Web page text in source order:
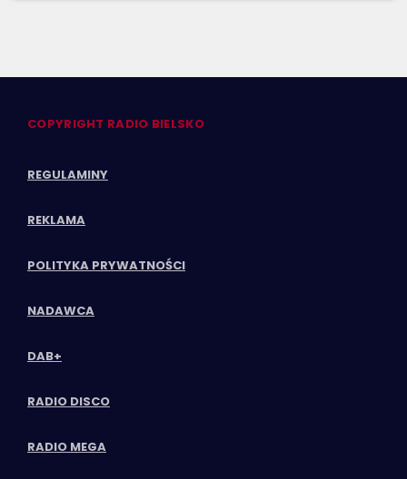
COPYRIGHT RADIO BIELSKO
REGULAMINY
REKLAMA
POLITYKA PRYWATNOŚCI
NADAWCA
DAB+
RADIO DISCO
RADIO MEGA